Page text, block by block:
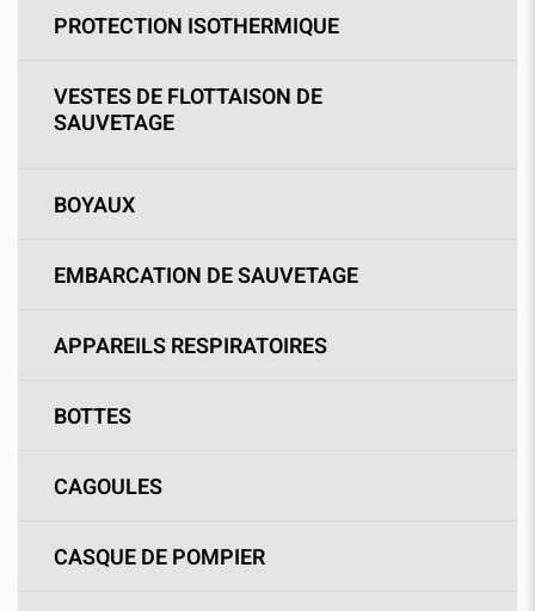
PROTECTION ISOTHERMIQUE
VESTES DE FLOTTAISON DE
SAUVETAGE
BOYAUX
EMBARCATION DE SAUVETAGE
APPAREILS RESPIRATOIRES
BOTTES
CAGOULES
CASQUE DE POMPIER